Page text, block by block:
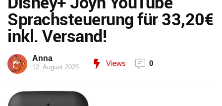
Sprachsteuerung für 33,20€
inkl. Versand!
Anna
12. August 2025 Views 0